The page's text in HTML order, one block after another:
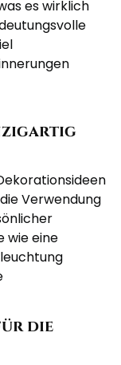
es wirklich
Verwendung
wie eine
die